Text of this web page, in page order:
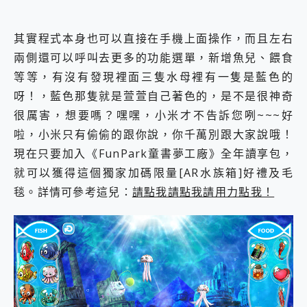
其實程式本身也可以直接在手機上面操作，而且左右
兩側還可以呼叫去更多的功能選單，新增魚兒、餵食
等等，有沒有發現裡面三隻水母裡有一隻是藍色的
呀！，藍色那隻就是萱萱自己著色的，是不是很神奇
很厲害，想要嗎？嘿嘿，小米才不告訴您咧~~~好
啦，小米只有偷偷的跟你說，你千萬別跟大家說哦！
現在只要加入《FunPark童書夢工廠》全年讀享包，
就可以獲得這個獨家加碼限量[AR水族箱]好禮及毛
毯。詳情可參考這兒： 請點我請點我請用力點我！